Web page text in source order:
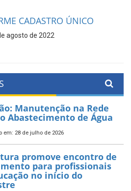
CADASTRO ÚNICO
agosto de 2022
Manutenção na Rede
Abastecimento de Água
em: 28 de julho de 2026
promove encontro de
para profissionais
no início do